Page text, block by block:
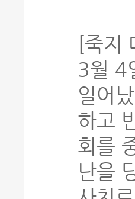
[죽지
3월 4
일어
하고
회를
난을